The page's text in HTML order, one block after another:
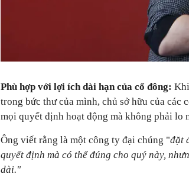
Phù hợp với lợi ích dài hạn của cổ đông:
trong bức thư của mình, chủ sở hữu của các
mọi quyết định hoạt động mà không phải lo
Ông viết rằng là một công ty đại chúng "đặt
quyết định mà có thể đúng cho quý này,
dài."